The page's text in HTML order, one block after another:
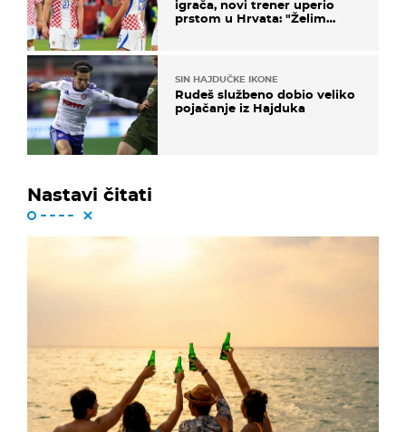
igrača, novi trener uperio
prstom u Hrvata: "Želim
SIN HAJDUČKE IKONE
Rudeš službeno dobio veliko
pojačanje iz Hajduka
Nastavi čitati